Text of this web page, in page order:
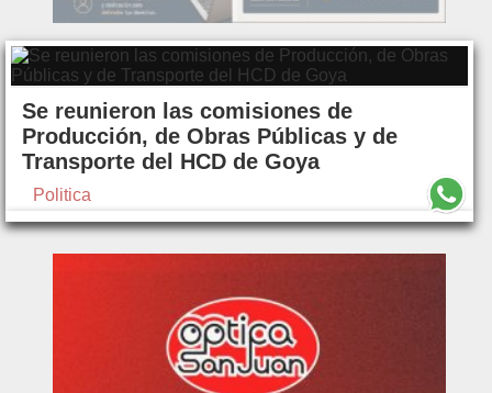
Se reunieron las comisiones de
Producción, de Obras Públicas y de
Transporte del HCD de Goya
Politica